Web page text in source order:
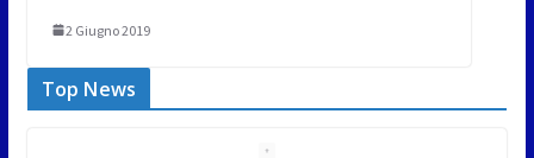
2 Giugno 2019
Top News